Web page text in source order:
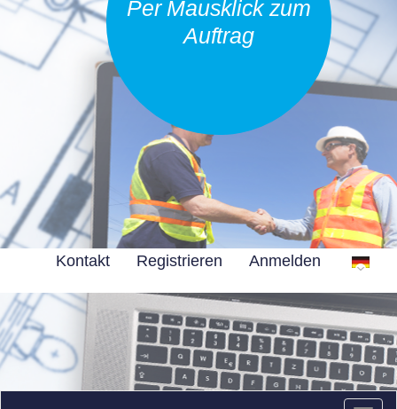
Per Mausklick zum
Auftrag
Kontakt Registrieren Anmelden